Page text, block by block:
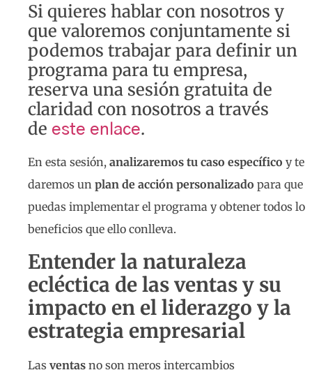
Si quieres hablar con nosotros y
que valoremos conjuntamente si
podemos trabajar para definir un
programa para tu empresa,
reserva una sesión gratuita de
claridad con nosotros a través
de este enlace.
En esta sesión, analizaremos tu caso específico y te
daremos un plan de acción personalizado para que
puedas implementar el programa y obtener todos lo
beneficios que ello conlleva.
Entender la naturaleza
ecléctica de las ventas y su
impacto en el liderazgo y la
estrategia empresarial
Las ventas no son meros intercambios